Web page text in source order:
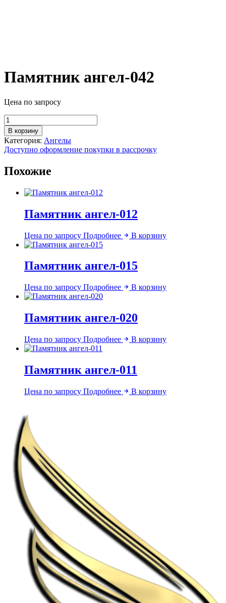
Памятник ангел-042
Цена по запросу
Количество
товара
Памятник
ангел-042
В корзину
Категория: Ангелы
Доступно оформление покупки в рассрочку
Похожие
Памятник ангел-012
Цена по запросу Подробнее В корзину
Памятник ангел-015
Цена по запросу Подробнее В корзину
Памятник ангел-020
Цена по запросу Подробнее В корзину
Памятник ангел-011
Цена по запросу Подробнее В корзину